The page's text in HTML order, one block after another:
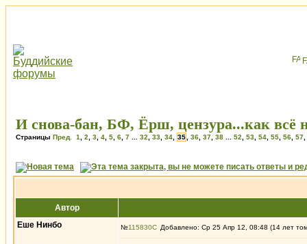
И снова-бан, БФ, Ёрш, цензура...как всё
Страницы Пред. 1 2 3 4 5 6 7 32 33 34 35 36 37 38 52 53 54 55 56 57
Автор
Еше Нинбо
№115830 Добавлено: Ср 25 Апр 12, 08:48 (14 лет